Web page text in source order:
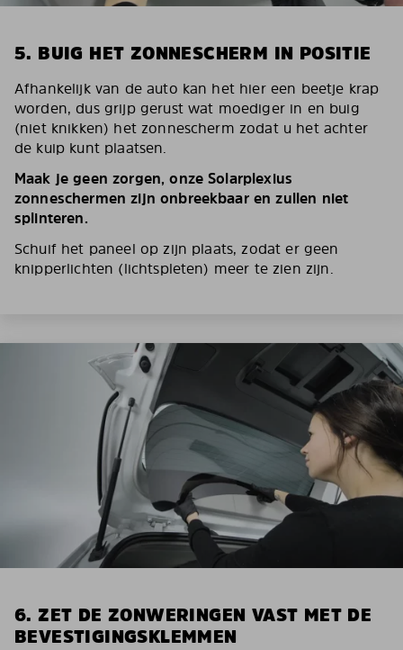
5. BUIG HET ZONNESCHERM IN POSITIE
Afhankelijk van de auto kan het hier een beetje krap
worden, dus grijp gerust wat moediger in en buig
(niet knikken) het zonnescherm zodat u het achter
de kuip kunt plaatsen.
Maak je geen zorgen, onze Solarplexius
zonneschermen zijn onbreekbaar en zullen niet
splinteren.
Schuif het paneel op zijn plaats, zodat er geen
knipperlichten (lichtspleten) meer te zien zijn.
6. ZET DE ZONWERINGEN VAST MET DE
BEVESTIGINGSKLEMMEN